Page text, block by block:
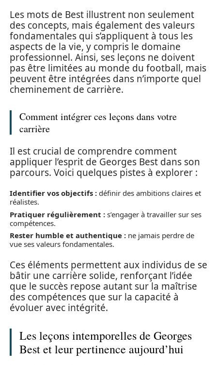
Les mots de Best illustrent non seulement
des concepts, mais également des valeurs
fondamentales qui s’appliquent à tous les
aspects de la vie, y compris le domaine
professionnel. Ainsi, ses leçons ne doivent
pas être limitées au monde du football, mais
peuvent être intégrées dans n’importe quel
cheminement de carrière.
Comment intégrer ces leçons dans votre
carrière
Il est crucial de comprendre comment
appliquer l’esprit de Georges Best dans son
parcours. Voici quelques pistes à explorer :
Identifier vos objectifs : définir des ambitions claires et
réalistes.
Pratiquer régulièrement : s’engager à travailler sur ses
compétences.
Rester humble et authentique : ne jamais perdre de
vue ses valeurs fondamentales.
Ces éléments permettent aux individus de se
bâtir une carrière solide, renforçant l’idée
que le succès repose autant sur la maîtrise
des compétences que sur la capacité à
évoluer avec intégrité.
Les leçons intemporelles de Georges
Best et leur pertinence aujourd’hui